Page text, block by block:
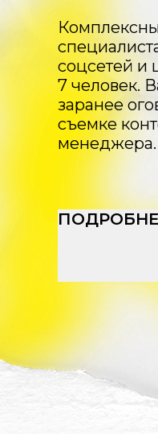
соцсетей и
7 человек.
заранее
съемке
менеджера.